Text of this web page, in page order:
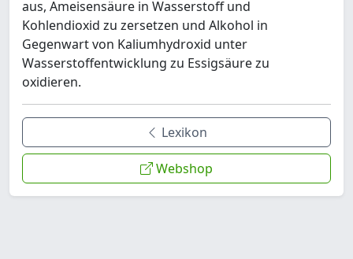
aus, Ameisensäure in Wasserstoff und
Kohlendioxid zu zersetzen und Alkohol in
Gegenwart von Kaliumhydroxid unter
Wasserstoffentwicklung zu Essigsäure zu
oxidieren.
Lexikon
Webshop